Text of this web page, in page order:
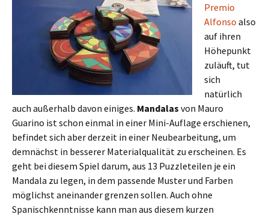
Premio
Alfonso also
auf ihren
Höhepunkt
zuläuft, tut
sich
natürlich
auch außerhalb davon einiges. Mandalas von Mauro
Guarino ist schon einmal in einer Mini-Auflage erschienen,
befindet sich aber derzeit in einer Neubearbeitung, um
demnächst in besserer Materialqualität zu erscheinen. Es
geht bei diesem Spiel darum, aus 13 Puzzleteilen je ein
Mandala zu legen, in dem passende Muster und Farben
möglichst aneinander grenzen sollen. Auch ohne
Spanischkenntnisse kann man aus diesem kurzen